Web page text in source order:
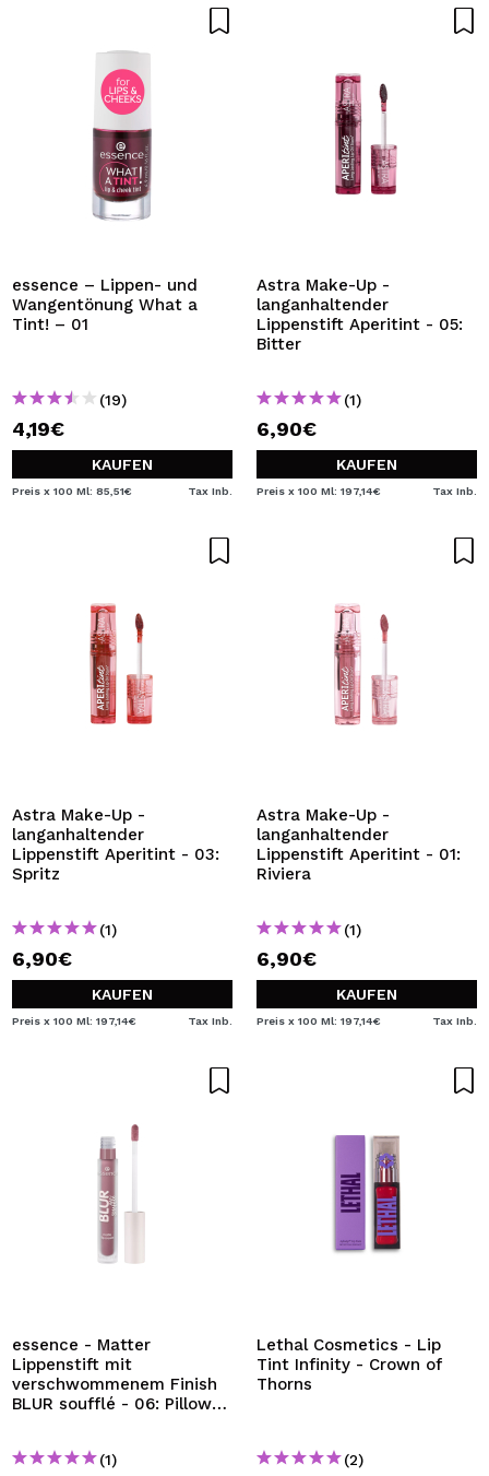
essence – Lippen- und
Wangentönung What a
Tint! – 01
(19)
4,19€
KAUFEN
Preis x 100 Ml: 85,51€ Tax Inb.
Astra Make-Up -
langanhaltender
Lippenstift Aperitint - 05:
Bitter
(1)
6,90€
KAUFEN
Preis x 100 Ml: 197,14€ Tax Inb.
Astra Make-Up -
langanhaltender
Lippenstift Aperitint - 03:
Spritz
(1)
6,90€
KAUFEN
Preis x 100 Ml: 197,14€ Tax Inb.
Astra Make-Up -
langanhaltender
Lippenstift Aperitint - 01:
Riviera
(1)
6,90€
KAUFEN
Preis x 100 Ml: 197,14€ Tax Inb.
essence - Matter
Lippenstift mit
verschwommenem Finish
BLUR soufflé - 06: Pillow
(1)
Lethal Cosmetics - Lip
Tint Infinity - Crown of
Thorns
(2)